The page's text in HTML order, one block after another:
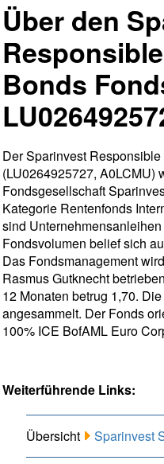
Über den
Bonds
Der Sparinvest
(LU0264925727, A0LCMU)
Fondsgesellschaft
Kategorie Rentenfonds
sind
Fondsvolumen belief sich
Das Fondsmanagement
Rasmus Gutknecht
12 Monaten betrug 1,70.
angesammelt. Der Fonds
100% ICE BofAML Euro
Weiterführende Links:
Übersicht Sparinvest